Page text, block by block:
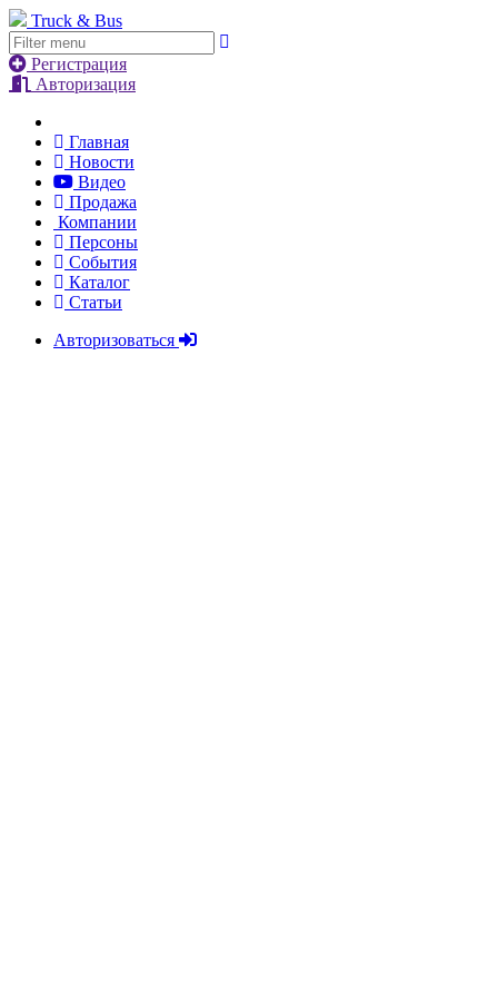
Truck & Bus
Регистрация
Авторизация
Главная
Новости
Видео
Продажа
Компании
Персоны
События
Каталог
Статьи
Авторизоваться